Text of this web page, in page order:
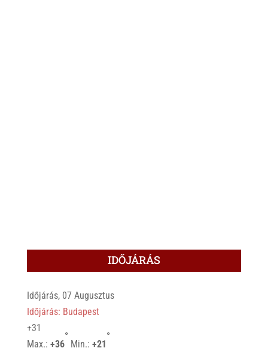
IDŐJÁRÁS
Időjárás, 07 Augusztus
Időjárás: Budapest
+31
Max.: +36
°
Min.: +21
°